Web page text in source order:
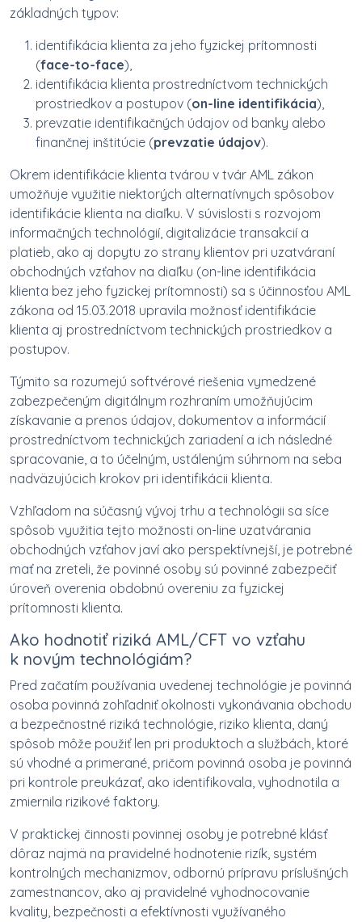
základných typov:
identifikácia klienta za jeho fyzickej prítomnosti
(face-to-face),
identifikácia klienta prostredníctvom technických
prostriedkov a postupov (on-line identifikácia),
prevzatie identifikačných údajov od banky alebo
finančnej inštitúcie (prevzatie údajov).
Okrem identifikácie klienta tvárou v tvár AML zákon
umožňuje využitie niektorých alternatívnych spôsobov
identifikácie klienta na diaľku. V súvislosti s rozvojom
informačných technológií, digitalizácie transakcií a
platieb, ako aj dopytu zo strany klientov pri uzatváraní
obchodných vzťahov na diaľku (on-line identifikácia
klienta bez jeho fyzickej prítomnosti) sa s účinnosťou AML
zákona od 15.03.2018 upravila možnosť identifikácie
klienta aj prostredníctvom technických prostriedkov a
postupov.
Týmito sa rozumejú softvérové riešenia vymedzené
zabezpečeným digitálnym rozhraním umožňujúcim
získavanie a prenos údajov, dokumentov a informácií
prostredníctvom technických zariadení a ich následné
spracovanie, a to účelným, ustáleným súhrnom na seba
nadväzujúcich krokov pri identifikácii klienta.
Vzhľadom na súčasný vývoj trhu a technológii sa síce
spôsob využitia tejto možnosti on-line uzatvárania
obchodných vzťahov javí ako perspektívnejší, je potrebné
mať na zreteli, že povinné osoby sú povinné zabezpečiť
úroveň overenia obdobnú overeniu za fyzickej
prítomnosti klienta.
Ako hodnotiť riziká AML/CFT vo vzťahu
k novým technológiám?
Pred začatím používania uvedenej technológie je povinná
osoba povinná zohľadniť okolnosti vykonávania obchodu
a bezpečnostné riziká technológie, riziko klienta, daný
spôsob môže použiť len pri produktoch a službách, ktoré
sú vhodné a primerané, pričom povinná osoba je povinná
pri kontrole preukázať, ako identifikovala, vyhodnotila a
zmiernila rizikové faktory.
V praktickej činnosti povinnej osoby je potrebné klásť
dôraz najmä na pravidelné hodnotenie rizík, systém
kontrolných mechanizmov, odbornú prípravu príslušných
zamestnancov, ako aj pravidelné vyhodnocovanie
kvality, bezpečnosti a efektívnosti využívaného